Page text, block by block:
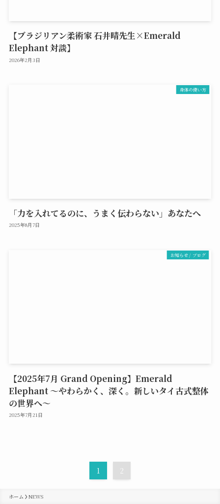
【ブラジリアン柔術家 石井晴先生×Emerald
Elephant 対談】
2026年2月3日
身体の使い方
「力を入れてるのに、うまく伝わらない」あなたへ
2025年8月7日
お知らせ / ブログ
【2025年7月 Grand Opening】Emerald
Elephant ～やわらかく、深く。新しいタイ古式整体
の世界へ～
2025年7月21日
1 2
ホーム NEWS